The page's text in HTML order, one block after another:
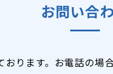
お問い合
ります。お電話の場